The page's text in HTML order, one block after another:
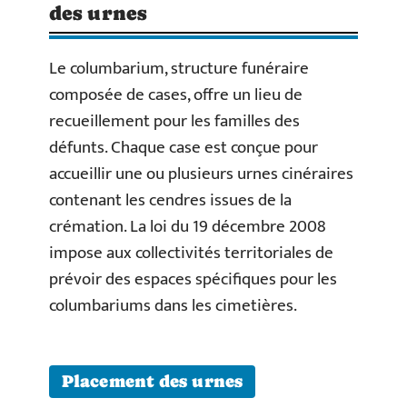
des urnes
Le columbarium, structure funéraire
composée de cases, offre un lieu de
recueillement pour les familles des
défunts. Chaque case est conçue pour
accueillir une ou plusieurs urnes cinéraires
contenant les cendres issues de la
crémation. La loi du 19 décembre 2008
impose aux collectivités territoriales de
prévoir des espaces spécifiques pour les
columbariums dans les cimetières.
Placement des urnes